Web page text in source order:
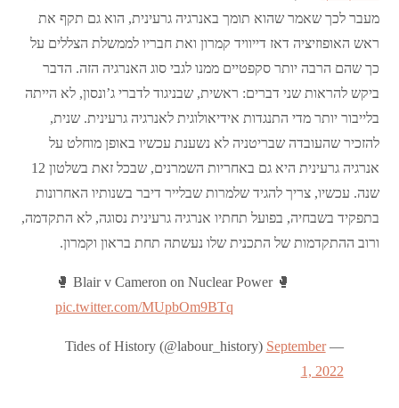
מעבר לכך שאמר שהוא תומך באנרגיה גרעינית, הוא גם תקף את
ראש האופוזיציה דאז דייוויד קמרון ואת חבריו לממשלת הצללים על
כך שהם הרבה יותר סקפטיים ממנו לגבי סוג האנרגיה הזה. הדבר
ביקש להראות שני דברים: ראשית, שבניגוד לדברי ג’ונסון, לא הייתה
בלייבור יותר מדי התנגדות אידיאולוגית לאנרגיה גרעינית. שנית,
להזכיר שהעובדה שבריטניה לא נשענת עכשיו באופן מוחלט על
אנרגיה גרעינית היא גם באחריות השמרנים, שבכל זאת בשלטון 12
שנה. עכשיו, צריך להגיד שלמרות שבלייר דיבר בשנותיו האחרונות
בתפקיד בשבחיה, בפועל תחתיו אנרגיה גרעינית נסוגה, לא התקדמה,
ורוב ההתקדמות של התכנית שלו נעשתה תחת בראון וקמרון.
🥊 Blair v Cameron on Nuclear Power 🥊
pic.twitter.com/MUpbOm9BTq
— Tides of History (@labour_history)
September
1, 2022